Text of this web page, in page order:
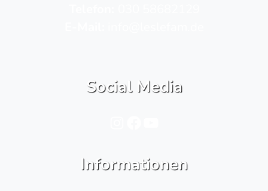
Social Media
Informationen